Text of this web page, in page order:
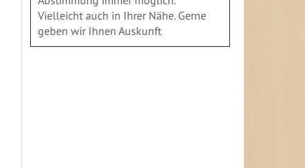
Vielleicht auch in Ihrer Nähe. Gerne
geben wir Ihnen Auskunft